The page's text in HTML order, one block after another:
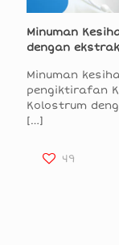
Minuman
dengan
Minuman
pengiktirafan
Kolostrum
[…]
49